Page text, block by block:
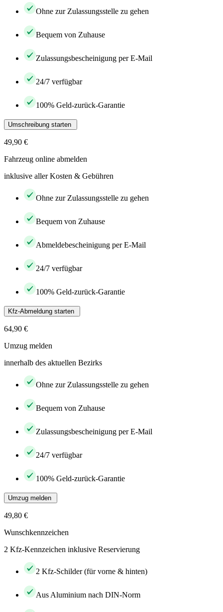
Ohne zur Zulassungsstelle zu gehen
Bequem von Zuhause
Zulassungsbescheinigung per E-Mail
24/7 verfügbar
100% Geld-zurück-Garantie
Umschreibung starten
49,90 €
Fahrzeug online abmelden
inklusive aller Kosten & Gebühren
Ohne zur Zulassungsstelle zu gehen
Bequem von Zuhause
Abmeldebescheinigung per E-Mail
24/7 verfügbar
100% Geld-zurück-Garantie
Kfz-Abmeldung starten
64,90 €
Umzug melden
innerhalb des aktuellen Bezirks
Ohne zur Zulassungsstelle zu gehen
Bequem von Zuhause
Zulassungsbescheinigung per E-Mail
24/7 verfügbar
100% Geld-zurück-Garantie
Umzug melden
49,80 €
Wunschkennzeichen
2 Kfz-Kennzeichen inklusive Reservierung
2 Kfz-Schilder (für vorne & hinten)
Aus Aluminium nach DIN-Norm